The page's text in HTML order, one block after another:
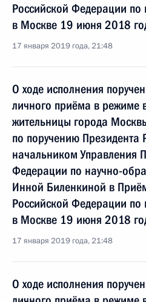
Российской Федерации по
в Москве 19 июня 2018
17 января 2019 года, 21:48
О ходе исполнения
личного приёма в режиме
жительницы города
по поручению Президента
начальником Управления
Федерации по научно-
Инной Биленкиной в
Российской Федерации по
в Москве 19 июня 2018
17 января 2019 года, 21:48
О ходе исполнения